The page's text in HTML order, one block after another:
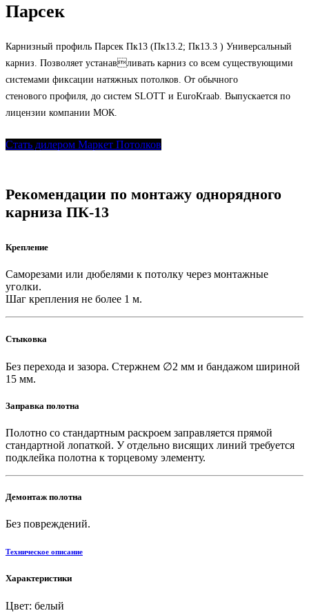
Парсек
Карнизный профиль Парсек Пк13 (Пк13.2; Пк13.3 ) Универсальный
карниз. Позволяет устанавливать карниз со всем существующими
системами фиксации натяжных потолков. От обычного
стенового профиля, до систем SLOTT и EuroKraab. Выпускается по
лицензии компании МОК.
Стать дилером Маркет Потолков
Рекомендации по монтажу однорядного
карниза ПК-13
Крепление
Саморезами или дюбелями к потолку через монтажные
уголки.
Шаг крепления не более 1 м.
Стыковка
Без перехода и зазора. Стержнем ∅2 мм и бандажом шириной
15 мм.
Заправка полотна
Полотно со стандартным раскроем заправляется прямой
стандартной лопаткой. У отдельно висящих линий требуется
подклейка полотна к торцевому элементу.
Демонтаж полотна
Без повреждений.
Техническое описание
Характеристики
Цвет: белый